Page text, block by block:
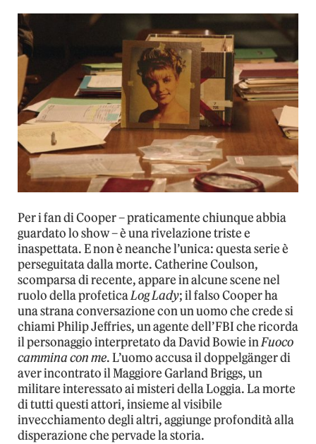
Per i fan di Cooper – praticamente chiunque abbia
guardato lo show – è una rivelazione triste e
inaspettata. E non è neanche l’unica: questa serie è
perseguitata dalla morte. Catherine Coulson,
scomparsa di recente, appare in alcune scene nel
ruolo della profeticaLog Lady; il falso Cooper ha
una strana conversazione con un uomo che crede si
chiami Philip Jeffries, un agente dell’FBI che ricorda
il personaggio interpretato da David Bowie inFuoco
cammina con me. L’uomo accusa il doppelgänger di
aver incontrato il Maggiore Garland Briggs, un
militare interessato ai misteri della Loggia. La morte
di tutti questi attori, insieme al visibile
invecchiamento degli altri, aggiunge profondità alla
disperazione che pervade la storia.